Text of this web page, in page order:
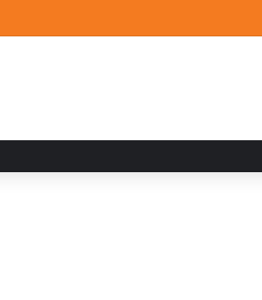
con nuevas obras de artistas